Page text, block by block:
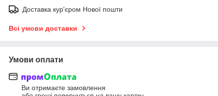
Доставка кур'єром Нової пошти
Всі умови доставки
Умови оплати
Ви отримаєте замовлення